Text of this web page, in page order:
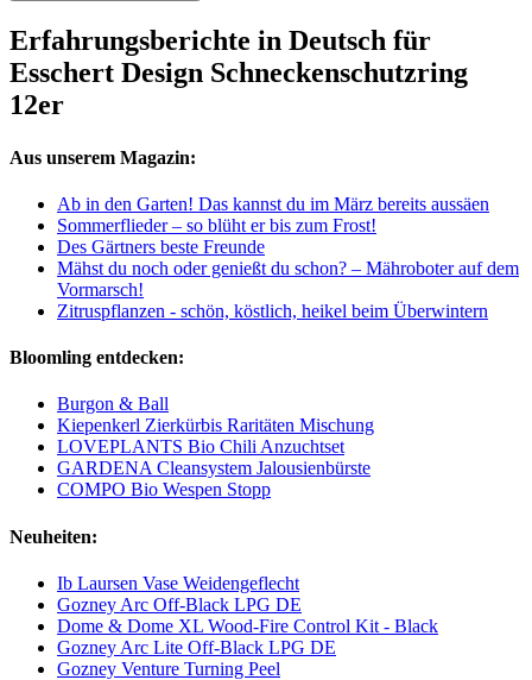
Erfahrungsberichte in Deutsch für
Esschert Design Schneckenschutzring
12er
Aus unserem Magazin:
Ab in den Garten! Das kannst du im März bereits aussäen
Sommerflieder – so blüht er bis zum Frost!
Des Gärtners beste Freunde
Mähst du noch oder genießt du schon? – Mähroboter auf dem
Vormarsch!
Zitruspflanzen - schön, köstlich, heikel beim Überwintern
Bloomling entdecken:
Burgon & Ball
Kiepenkerl Zierkürbis Raritäten Mischung
LOVEPLANTS Bio Chili Anzuchtset
GARDENA Cleansystem Jalousienbürste
COMPO Bio Wespen Stopp
Neuheiten:
Ib Laursen Vase Weidengeflecht
Gozney Arc Off-Black LPG DE
Dome & Dome XL Wood-Fire Control Kit - Black
Gozney Arc Lite Off-Black LPG DE
Gozney Venture Turning Peel